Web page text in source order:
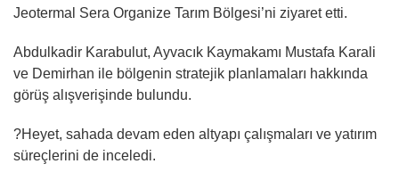
Jeotermal Sera Organize Tarım Bölgesi’ni ziyaret etti.
Abdulkadir Karabulut, Ayvacık Kaymakamı Mustafa Karali
ve Demirhan ile bölgenin stratejik planlamaları hakkında
görüş alışverişinde bulundu.
?Heyet, sahada devam eden altyapı çalışmaları ve yatırım
süreçlerini de inceledi.